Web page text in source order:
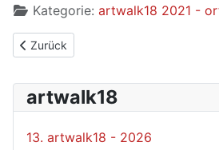
Kategorie: artwalk18 2021 -
Vorheriger Beitrag: 31 - Atelier Claudia
Zurück
artwalk18
13. artwalk18 - 2026